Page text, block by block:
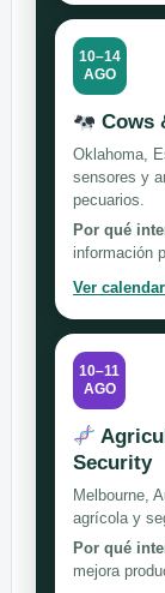
10–14
AGO
Cows
Oklahoma,
sensores y
pecuarios.
Por qué
información
Ver
10–11
AGO
Security
Melbourne,
agrícola y
Por qué
mejora